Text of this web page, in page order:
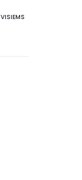
VISIEMS